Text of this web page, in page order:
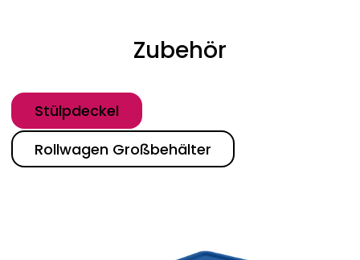
Zubehör
Kategorie
Stülpdeckel
Rollwagen Großbehälter